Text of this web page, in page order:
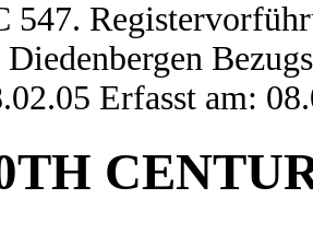
547.
Erfasst am: